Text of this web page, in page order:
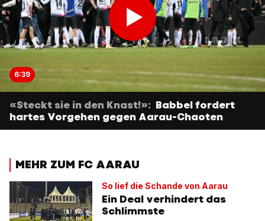
6:39
«Steckt sie in den Knast!»: Babbel fordert
hartes Vorgehen gegen Aarau-Chaoten
MEHR ZUM FC AARAU
So lief die Schande von Aarau
Ein Deal verhindert das
Schlimmste